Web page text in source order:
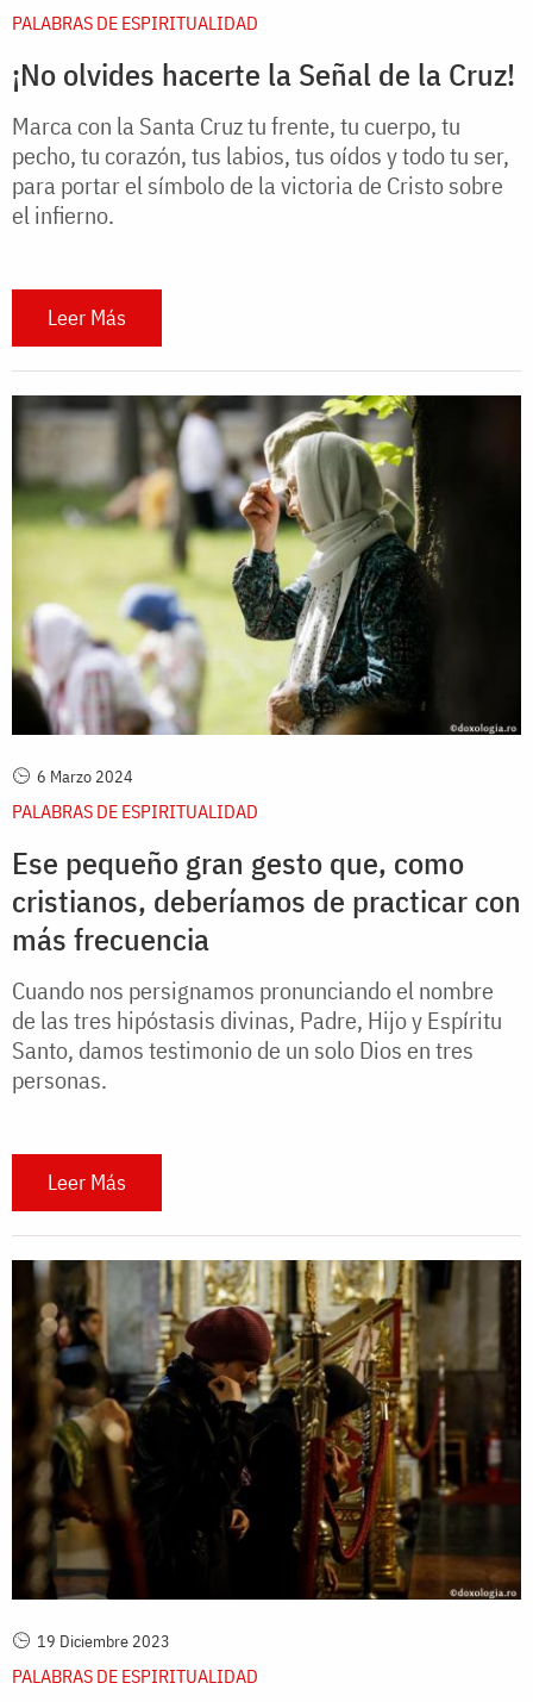
PALABRAS DE ESPIRITUALIDAD
¡No olvides hacerte la Señal de la Cruz!
Marca con la Santa Cruz tu frente, tu cuerpo, tu
pecho, tu corazón, tus labios, tus oídos y todo tu ser,
para portar el símbolo de la victoria de Cristo sobre
el infierno.
Leer Más
6 Marzo 2024
PALABRAS DE ESPIRITUALIDAD
Ese pequeño gran gesto que, como
cristianos, deberíamos de practicar con
más frecuencia
Cuando nos persignamos pronunciando el nombre
de las tres hipóstasis divinas, Padre, Hijo y Espíritu
Santo, damos testimonio de un solo Dios en tres
personas.
Leer Más
19 Diciembre 2023
PALABRAS DE ESPIRITUALIDAD